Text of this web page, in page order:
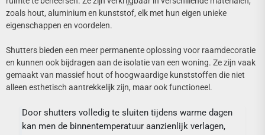
zoals hout, aluminium en kunststof, elk met hun eigen unieke
eigenschappen en voordelen.
Shutters bieden een meer permanente oplossing voor raamdecoratie
en kunnen ook bijdragen aan de isolatie van een woning. Ze zijn vaak
gemaakt van massief hout of hoogwaardige kunststoffen die niet
alleen esthetisch aantrekkelijk zijn, maar ook functioneel.
Door shutters volledig te sluiten tijdens warme dagen
kan men de binnentemperatuur aanzienlijk verlagen,